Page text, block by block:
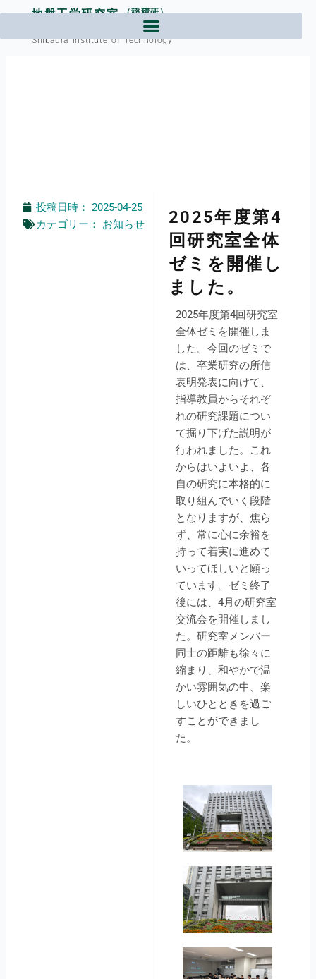
を
地盤工学研究室 （稲積研）
芝浦工業大学工学部土木工学課程
Shibaura Institute of Technology
投稿日時： 2025-04-25
カテゴリー：
お知らせ
2025年度第4
回研究室全体
ゼミを開催し
ました。
2025年度第4回研究室
全体ゼミを開催しま
した。今回のゼミで
は、卒業研究の所信
表明発表に向けて、
指導教員からそれぞ
れの研究課題につい
て掘り下げた説明が
行われました。これ
からはいよいよ、各
自の研究に本格的に
取り組んでいく段階
となりますが、焦ら
ず、常に心に余裕を
持って着実に進めて
いってほしいと願っ
ています。ゼミ終了
後には、4月の研究室
交流会を開催しまし
た。研究室メンバー
同士の距離も徐々に
縮まり、和やかで温
かい雰囲気の中、楽
しいひとときを過ご
すことができまし
た。